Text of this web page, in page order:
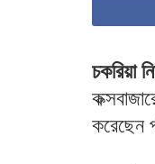
চকরিয়া
করেছেন